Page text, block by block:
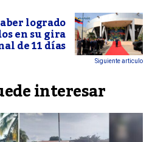
logrado
en su gira
de 11 días
Siguiente articulo
interesar